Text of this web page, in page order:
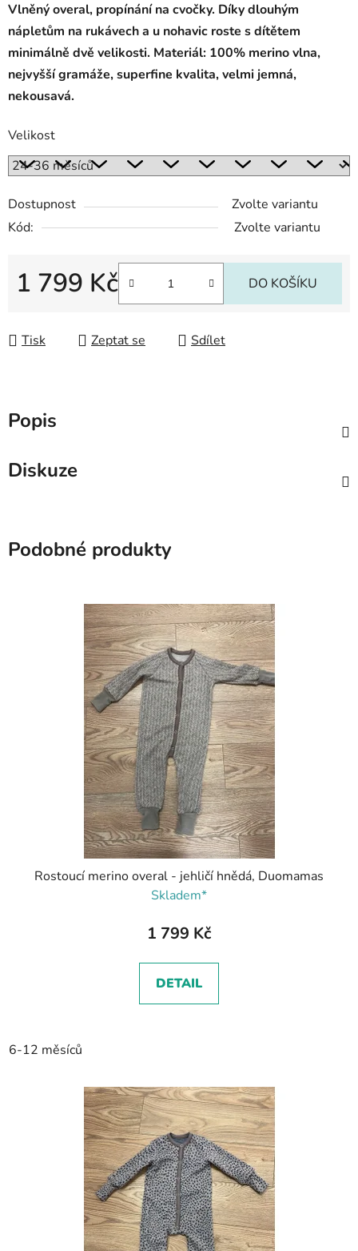
Vlněný overal, propínání na cvočky. Díky dlouhým
nápletům na rukávech a u nohavic roste s dítětem
minimálně dvě velikosti. Materiál: 100% merino vlna,
nejvyšší gramáže, superfine kvalita, velmi jemná,
nekousavá.
Velikost
Dostupnost
Zvolte variantu
Kód:
Zvolte variantu
1 799 Kč DO KOŠÍKU
Tisk Zeptat se Sdílet
Popis
Diskuze
Podobné produkty
Rostoucí merino overal - jehličí hnědá, Duomamas
Skladem*
1 799 Kč
DETAIL
6-12 měsíců